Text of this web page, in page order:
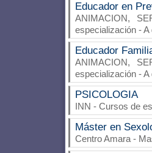
Educador en
ANIMACION,
especialización -
Educador
ANIMACION,
especialización -
PSICOLOGIA
INN - Cursos de
Máster en
Centro Amara -